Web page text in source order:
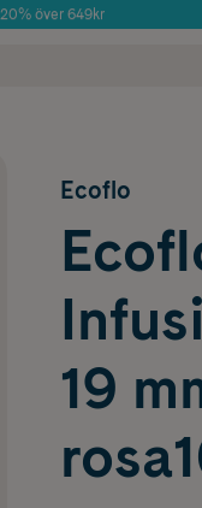
över 649kr
Ecoflo
19